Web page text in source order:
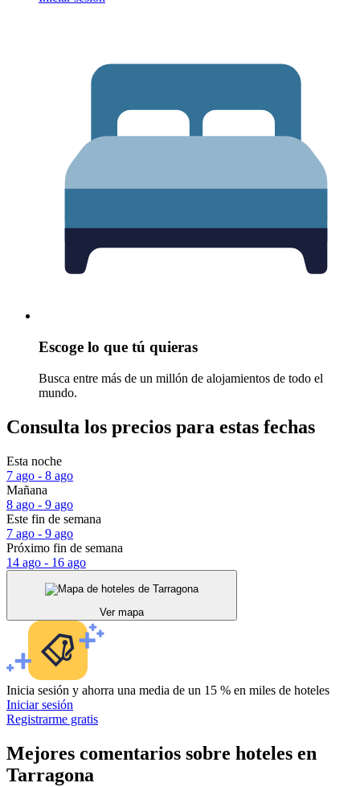
Escoge lo que tú quieras
Busca entre más de un millón de alojamientos de todo el
mundo.
Consulta los precios para estas fechas
Esta noche
7 ago - 8 ago
Mañana
8 ago - 9 ago
Este fin de semana
7 ago - 9 ago
Próximo fin de semana
14 ago - 16 ago
Ver mapa
Inicia sesión y ahorra una media de un 15 % en miles de hoteles
Iniciar sesión
Registrarme gratis
Mejores comentarios sobre hoteles en
Tarragona